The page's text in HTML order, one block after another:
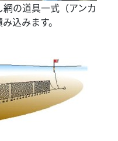
の道具一式（アンカ
込みます。